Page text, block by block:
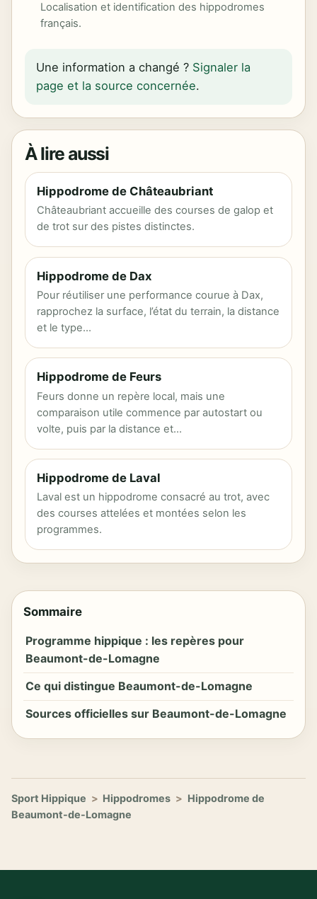
Localisation et identification des hippodromes
français.
Une information a changé ? Signaler la
page et la source concernée.
À lire aussi
Hippodrome de Châteaubriant
Châteaubriant accueille des courses de galop et
de trot sur des pistes distinctes.
Hippodrome de Dax
Pour réutiliser une performance courue à Dax,
rapprochez la surface, l’état du terrain, la distance
et le type…
Hippodrome de Feurs
Feurs donne un repère local, mais une
comparaison utile commence par autostart ou
volte, puis par la distance et…
Hippodrome de Laval
Laval est un hippodrome consacré au trot, avec
des courses attelées et montées selon les
programmes.
Sommaire
Programme hippique : les repères pour
Beaumont-de-Lomagne
Ce qui distingue Beaumont-de-Lomagne
Sources officielles sur Beaumont-de-Lomagne
Sport Hippique > Hippodromes > Hippodrome de
Beaumont-de-Lomagne